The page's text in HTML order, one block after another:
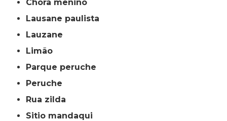
chora menino
lausane paulista
lauzane
limão
parque peruche
peruche
rua zilda
sitio mandaqui